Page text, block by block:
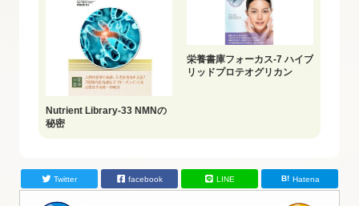
Nutrient Library-33 NMNの
秘密
栄養書庫フォーカス-7 ハイブ
リッドプロテオグリカン
Twitter facebook LINE Hatena